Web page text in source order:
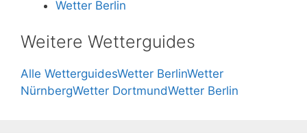
Wetter Berlin
Weitere Wetterguides
Alle WetterguidesWetter BerlinWetter
NürnbergWetter DortmundWetter Berlin